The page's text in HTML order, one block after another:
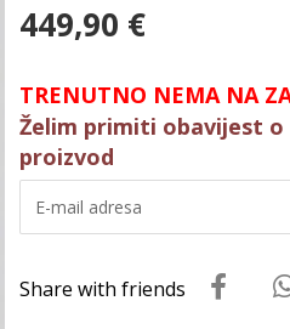
449,90 €
TRENUTNO NEMA NA
Želim primiti obavijest
proizvod